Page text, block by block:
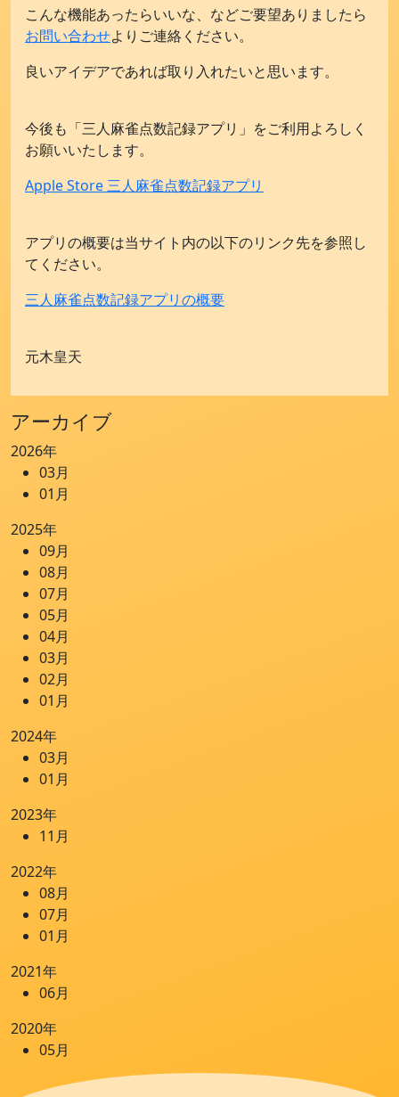
こんな機能あったらいいな、などご要望ありましたら
お問い合わせよりご連絡ください。
良いアイデアであれば取り入れたいと思います。
今後も「三人麻雀点数記録アプリ」をご利用よろしく
お願いいたします。
Apple Store 三人麻雀点数記録アプリ
アプリの概要は当サイト内の以下のリンク先を参照し
てください。
三人麻雀点数記録アプリの概要
元木皇天
アーカイブ
2026年
03月
01月
2025年
09月
08月
07月
05月
04月
03月
02月
01月
2024年
03月
01月
2023年
11月
2022年
08月
07月
01月
2021年
06月
2020年
05月